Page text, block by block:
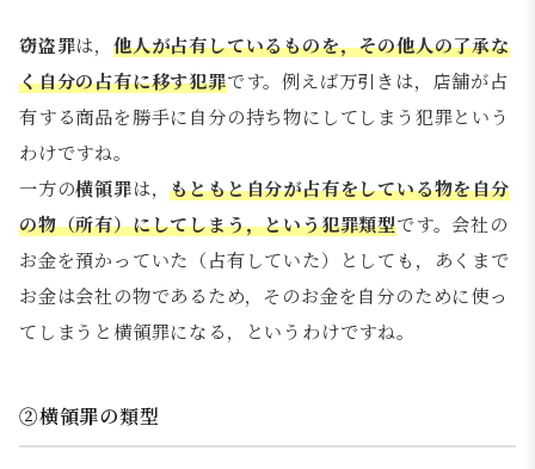
窃盗罪は，他人が占有しているものを，その他人の了承な
く自分の占有に移す犯罪です。例えば万引きは，店舗が占
有する商品を勝手に自分の持ち物にしてしまう犯罪という
わけですね。
一方の横領罪は，もともと自分が占有をしている物を自分
の物（所有）にしてしまう，という犯罪類型です。会社の
お金を預かっていた（占有していた）としても，あくまで
お金は会社の物であるため，そのお金を自分のために使っ
てしまうと横領罪になる，というわけですね。
②横領罪の類型